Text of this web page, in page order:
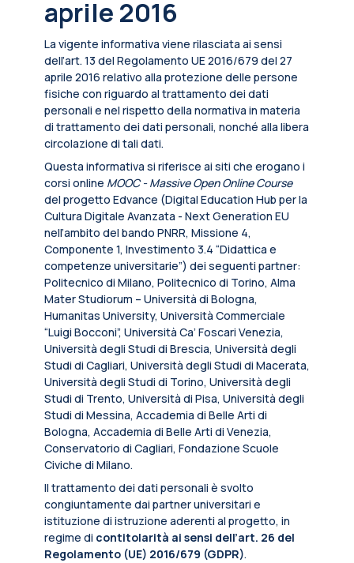
aprile 2016
La vigente informativa viene rilasciata ai sensi
dell’art. 13 del Regolamento UE 2016/679 del 27
aprile 2016 relativo alla protezione delle persone
fisiche con riguardo al trattamento dei dati
personali e nel rispetto della normativa in materia
di trattamento dei dati personali, nonché alla libera
circolazione di tali dati.
Questa informativa si riferisce ai siti che erogano i
corsi online MOOC - Massive Open Online Course
del progetto Edvance (Digital Education Hub per la
Cultura Digitale Avanzata - Next Generation EU
nell’ambito del bando PNRR, Missione 4,
Componente 1, Investimento 3.4 “Didattica e
competenze universitarie”) dei seguenti partner:
Politecnico di Milano, Politecnico di Torino, Alma
Mater Studiorum – Università di Bologna,
Humanitas University, Università Commerciale
“Luigi Bocconi”, Università Ca’ Foscari Venezia,
Università degli Studi di Brescia, Università degli
Studi di Cagliari, Università degli Studi di Macerata,
Università degli Studi di Torino, Università degli
Studi di Trento, Università di Pisa, Università degli
Studi di Messina, Accademia di Belle Arti di
Bologna, Accademia di Belle Arti di Venezia,
Conservatorio di Cagliari, Fondazione Scuole
Civiche di Milano.
Il trattamento dei dati personali è svolto
congiuntamente dai partner universitari e
istituzione di istruzione aderenti al progetto, in
regime di contitolarità ai sensi dell’art. 26 del
Regolamento (UE) 2016/679 (GDPR).